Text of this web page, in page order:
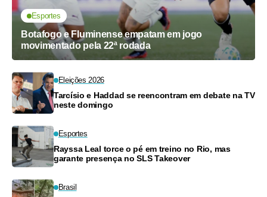
Esportes
Botafogo e Fluminense empatam em jogo
movimentado pela 22ª rodada
Eleições 2026
Tarcísio e Haddad se reencontram em debate na TV
neste domingo
Esportes
Rayssa Leal torce o pé em treino no Rio, mas
garante presença no SLS Takeover
Brasil